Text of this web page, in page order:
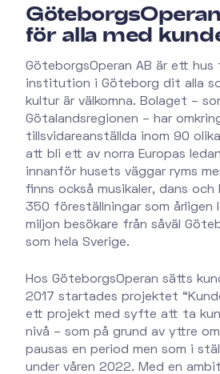
för alla med
GöteborgsOperan AB är ett hus
institution i Göteborg dit alla
kultur är välkomna. Bolaget –
Götalandsregionen – har
tillsvidareanställda inom 90
att bli ett av norra Europas
innanför husets väggar ryms
finns också musikaler, dans och
350 föreställningar som årligen
miljon besökare från såväl
som hela Sverige.
Hos GöteborgsOperan sätts
2017 startades projektet
ett projekt med syfte att ta
nivå – som på grund av yttre
pausas en period men som i
under våren 2022. Med en